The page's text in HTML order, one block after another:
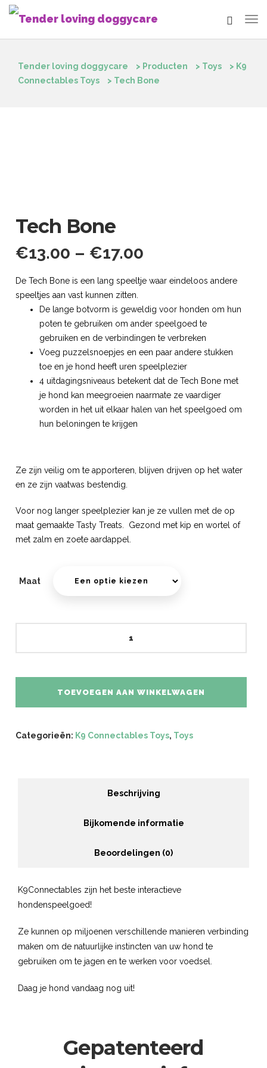
Tender loving doggycare > Producten > Toys > K9
Connectables Toys
> Tech Bone
Tech Bone
€13.00 –€17.00
De Tech Bone is een lang speeltje waar eindeloos andere
speeltjes aan vast kunnen zitten.
De lange botvorm is geweldig voor honden om hun
poten te gebruiken om ander speelgoed te
gebruiken en de verbindingen te verbreken
Voeg puzzelsnoepjes en een paar andere stukken
toe en je hond heeft uren speelplezier
4 uitdagingsniveaus betekent dat de Tech Bone met
je hond kan meegroeien naarmate ze vaardiger
worden in het uit elkaar halen van het speelgoed om
hun beloningen te krijgen
Ze zijn veilig om te apporteren, blijven drijven op het water
en ze zijn vaatwas bestendig.
Voor nog langer speelplezier kan je ze vullen met de op
maat gemaakte Tasty Treats. Gezond met kip en wortel of
met zalm en zoete aardappel.
Maat
TOEVOEGEN AAN WINKELWAGEN
Categorieën: K9 Connectables Toys, Toys
Beschrijving
Bijkomende informatie
Beoordelingen (0)
K9Connectables zijn het beste interactieve
hondenspeelgoed!
Ze kunnen op miljoenen verschillende manieren verbinding
maken om de natuurlijke instincten van uw hond te
gebruiken om te jagen en te werken voor voedsel.
Daag je hond vandaag nog uit!
Gepatenteerd